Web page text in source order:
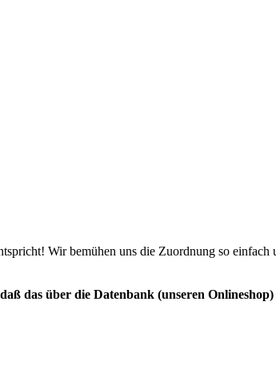
Wir bemühen uns die Zuordnung so
das über die Datenbank (unseren